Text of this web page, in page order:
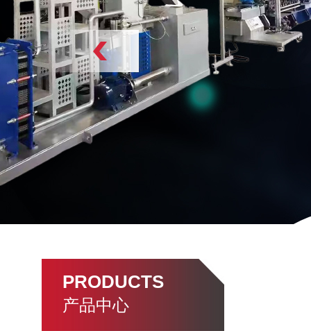
PRODUCTS
产品中心